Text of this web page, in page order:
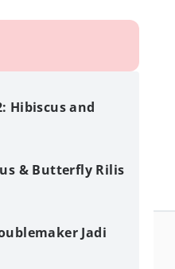
Hibiscus and
& Butterfly Rilis
Jadi